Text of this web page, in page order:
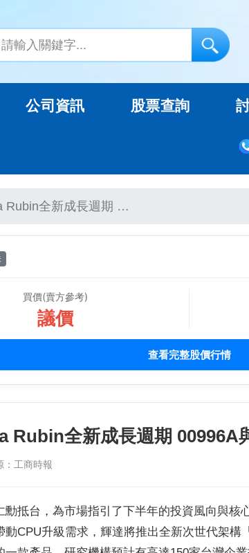
公司資訊 股票查詢
Rubin全新成長週期 …
買價(賣方參考)
議價
查看完整股價行情
Rubin全新成長週期 00996A
：工商時報
勳抵台，為市場指引了下半年的投資風向與核
動CPU升級需求，輝達將推出全新次世代架構